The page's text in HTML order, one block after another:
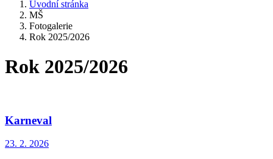
Úvodní stránka
MŠ
Fotogalerie
Rok 2025/2026
Rok 2025/2026
Karneval
23. 2. 2026